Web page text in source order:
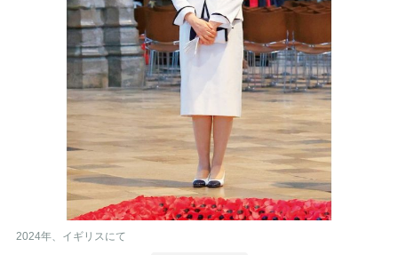
2024年、イギリスにて